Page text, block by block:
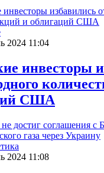
2024 11:04
инвесторы
США
2024 11:08